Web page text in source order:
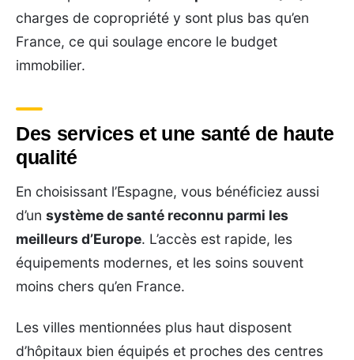
charges de copropriété y sont plus bas qu’en
France, ce qui soulage encore le budget
immobilier.
Des services et une santé de haute
qualité
En choisissant l’Espagne, vous bénéficiez aussi
d’un système de santé reconnu parmi les
meilleurs d’Europe. L’accès est rapide, les
équipements modernes, et les soins souvent
moins chers qu’en France.
Les villes mentionnées plus haut disposent
d’hôpitaux bien équipés et proches des centres